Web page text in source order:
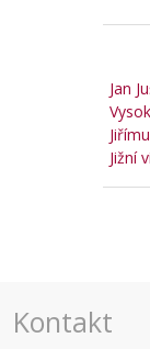
Jan
Jižní
Kontakt